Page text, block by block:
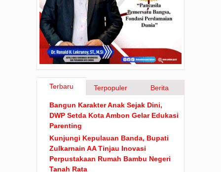
Terbaru Terpopuler Berita
Bangun Karakter Anak Sejak Dini,
DWP Setda Kota Ambon Gelar Edukasi
Parenting
Kunjungi Kepulauan Banda, Bupati
Zulkarnain AA Tinjau Inovasi
Perpustakaan Rumah Bambu Negeri
Tanah Rata